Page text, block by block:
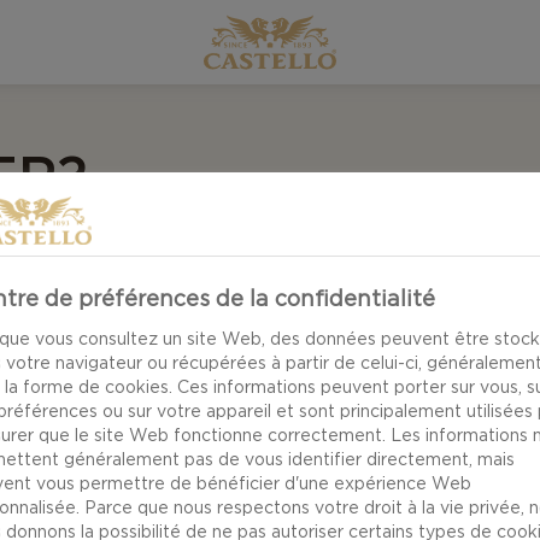
en plein air est que l’environnement à lui seul
endroit entouré de verdure à un magnifique bord
tirez le meilleur de votre emplacement de choix
couverture de pique-nique. Si vous ne savez trop
fantastiques.
NIQUE - 3 SUPER ENDROITS
de préférences de la confidentialité
vous consultez un site Web, des données peuvent être
votre navigateur ou récupérées à partir de celui-ci, généralement
la forme de cookies. Ces informations peuvent porter sur vous,
ou sur votre appareil et sont principalement utilisées
que le site Web fonctionne correctement. Les informations
généralement pas de vous identifier directement, mais
vous permettre de bénéficier d'une expérience Web
Parce que nous respectons votre droit à la vie privée,
donnons la possibilité de ne pas autoriser certains types de